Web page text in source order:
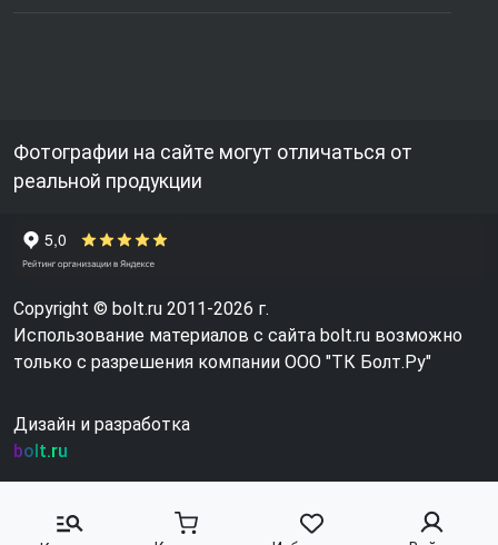
Фотографии на сайте могут отличаться от
реальной продукции
Copyright © bolt.ru 2011-2026 г.
Использование материалов с сайта bolt.ru возможно
только с разрешения компании ООО "ТК Болт.Ру"
Дизайн и разработка
bolt.ru